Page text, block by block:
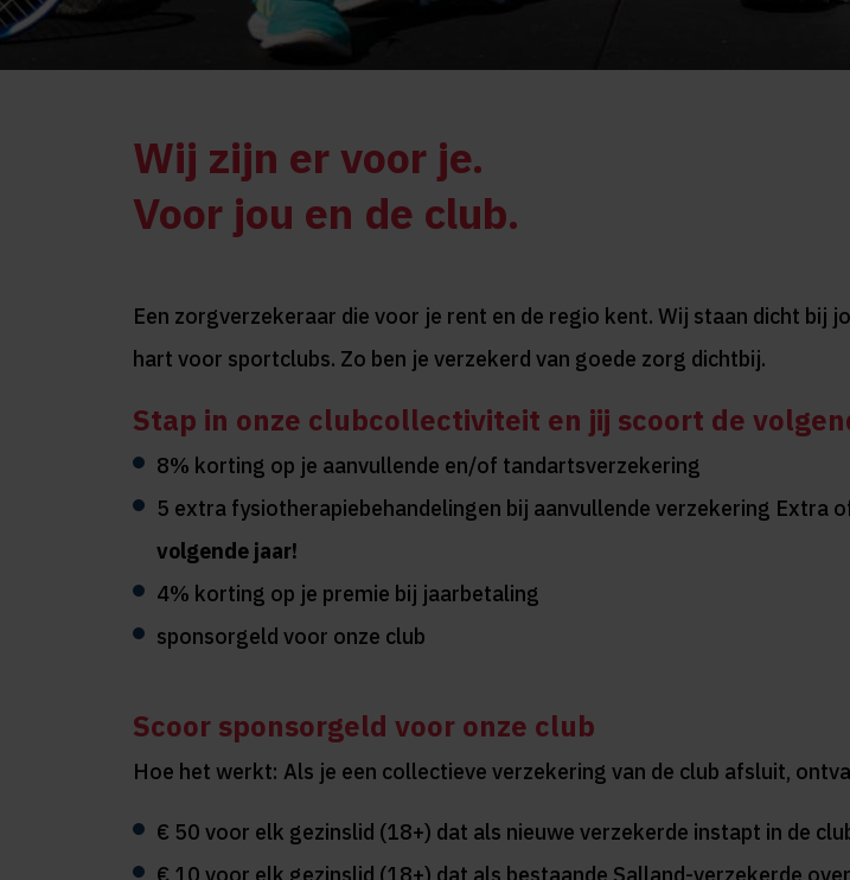
Wij zijn er voor je.
Voor jou en de club.
Een zorgverzekeraar die voor je rent en de regio kent. Wij staan dicht
hart voor sportclubs. Zo ben je verzekerd van goede zorg dichtbij.
Stap in onze clubcollectiviteit en jij scoort de
8% korting op je aanvullende en/of tandartsverzekering
5 extra fysiotherapiebehandelingen bij aanvullende verzekering Extra
volgende jaar!
4% korting op je premie bij jaarbetaling
sponsorgeld voor onze club
Scoor sponsorgeld voor onze club
Hoe het werkt: Als je een collectieve verzekering van de club afsluit,
€ 50 voor elk gezinslid (18+) dat als nieuwe verzekerde instapt in de